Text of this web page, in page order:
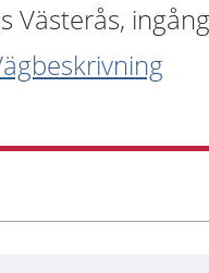
Västerås,